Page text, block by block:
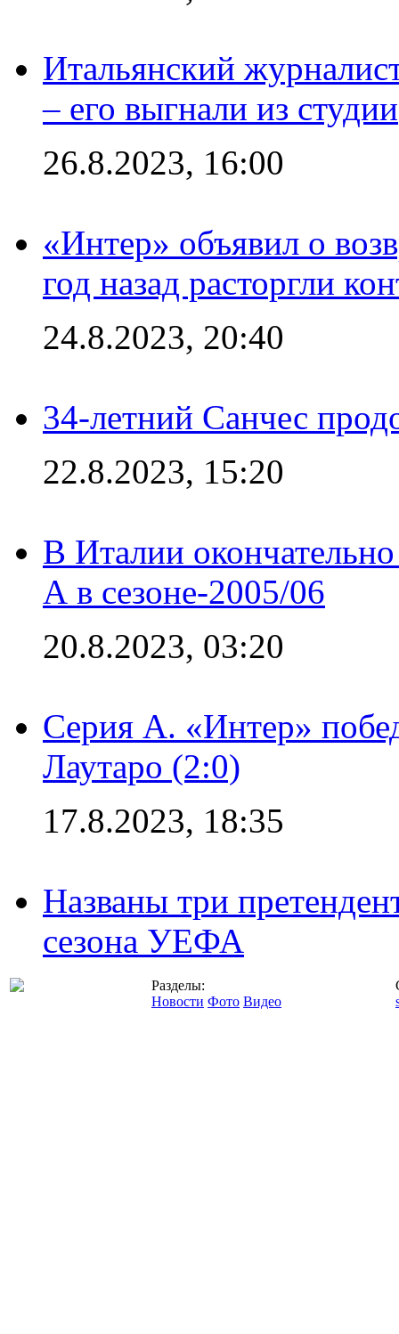
Итальянский
– его выгнали из студии
26.8.2023, 16:00
«Интер» объявил о
год назад расторгли
24.8.2023, 20:40
34-летний Санчес
22.8.2023, 15:20
В Италии
А в сезоне-2005/06
20.8.2023, 03:20
Серия А. «Интер»
Лаутаро (2:0)
17.8.2023, 18:35
Названы три
сезона УЕФА
Разделы:
Новости Фото Видео